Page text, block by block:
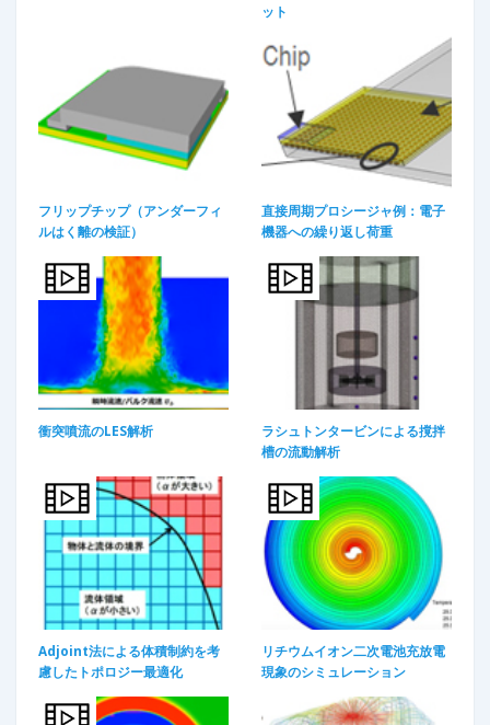
ット​
フリップチップ（アンダーフィ
ルはく離の検証）
直接周期プロシージャ例：電子
機器への繰り返し荷重​
衝突噴流のLES解析​
ラシュトンタービンによる撹拌
槽の流動解析
Adjoint法による体積制約を考
慮したトポロジー最適化
リチウムイオン二次電池充放電
現象のシミュレーション